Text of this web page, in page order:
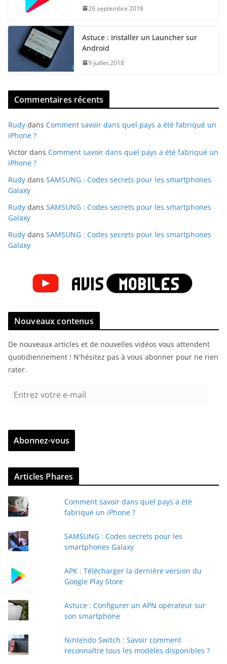
26 septembre 2018
Astuce : Installer un Launcher sur
Android
9 juillet 2018
Commentaires récents
Rudy dans Comment savoir dans quel pays a été fabriqué un
iPhone ?
Victor dans Comment savoir dans quel pays a été fabriqué un
iPhone ?
Rudy dans SAMSUNG : Codes secrets pour les smartphones
Galaxy
Rudy dans SAMSUNG : Codes secrets pour les smartphones
Galaxy
Rudy dans SAMSUNG : Codes secrets pour les smartphones
Galaxy
Nouveaux contenus
De nouveaux articles et de nouvelles vidéos vous attendent
quotidiennement ! N'hésitez pas à vous abonner pour ne rien
rater.
r
z
v
r
e
e
a
Abonnez-vous
Articles Phares
Comment savoir dans quel pays a été
fabriqué un iPhone ?
SAMSUNG : Codes secrets pour les
smartphones Galaxy
APK : Télécharger la dernière version du
Google Play Store
Astuce : Configurer un APN opérateur sur
son smartphone
Nintendo Switch : Savoir comment
reconnaître tous les modèles disponibles ?